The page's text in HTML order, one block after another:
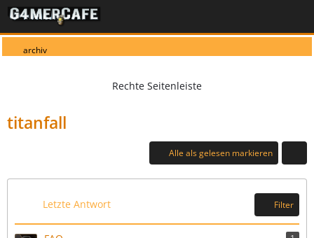
archiv
titanfall
Alle als gelesen markieren
Letzte Antwort Filter